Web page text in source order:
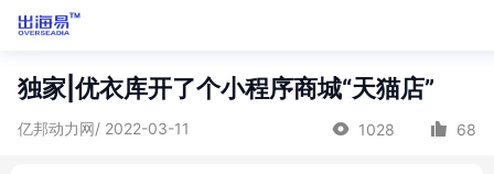
独家|优衣库开了个小程序商城“天猫店”
亿邦动力网/ 2022-03-11 1028 68